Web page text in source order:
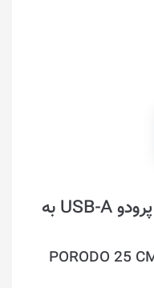
کابل شارژ 25 سانتیمتری پرودو USB-A به
PORODO 25